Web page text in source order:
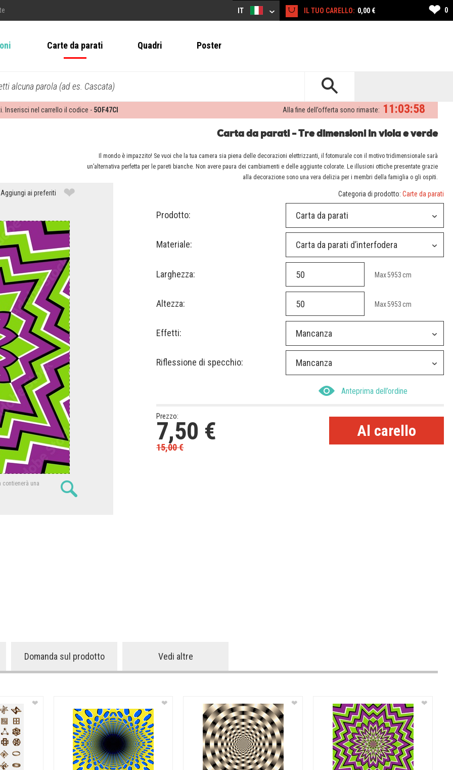
IT IL TUO CARELLO: 0,00 € ❤ 0
Carte da parati Quadri Poster
alcuna parola (ad es. Cascata)
Inserisci nel carrello il codice - 5OF47CI 11:03:57
Alla fine dell’offerta sono rimaste:
Carta da parati - Tre dimensioni in viola e verde
Il mondo è impazzito! Se vuoi che la tua camera sia piena delle decorazioni elettrizzanti, il fotomurale con il motivo tridimensionale sarà
un’alternativa perfetta per le pareti bianche. Non avere paura dei cambiamenti e delle aggiunte colorate. Le illusioni ottiche presentate grazie
alla decorazione sono una vera delizia per i membri della famiglia o gli ospiti.
Aggiungi ai preferiti ❤
contienerà una
Categoria di prodotto: Carte da parati
Prodotto: Carta da parati
Materiale: Carta da parati d’interfodera
Larghezza: Max5953 cm
Altezza: Max5953 cm
Effetti: Mancanza
Riflessione di specchio: Mancanza
Anteprima dell’ordine
Prezzo:
7,50 €
15,00€
Domanda sul prodotto Vedi altre
❤ ❤ ❤ ❤